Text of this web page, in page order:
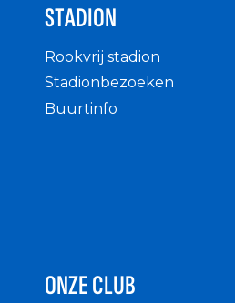
STADION
Rookvrij stadion
Stadionbezoeken
Buurtinfo
ONZE CLUB